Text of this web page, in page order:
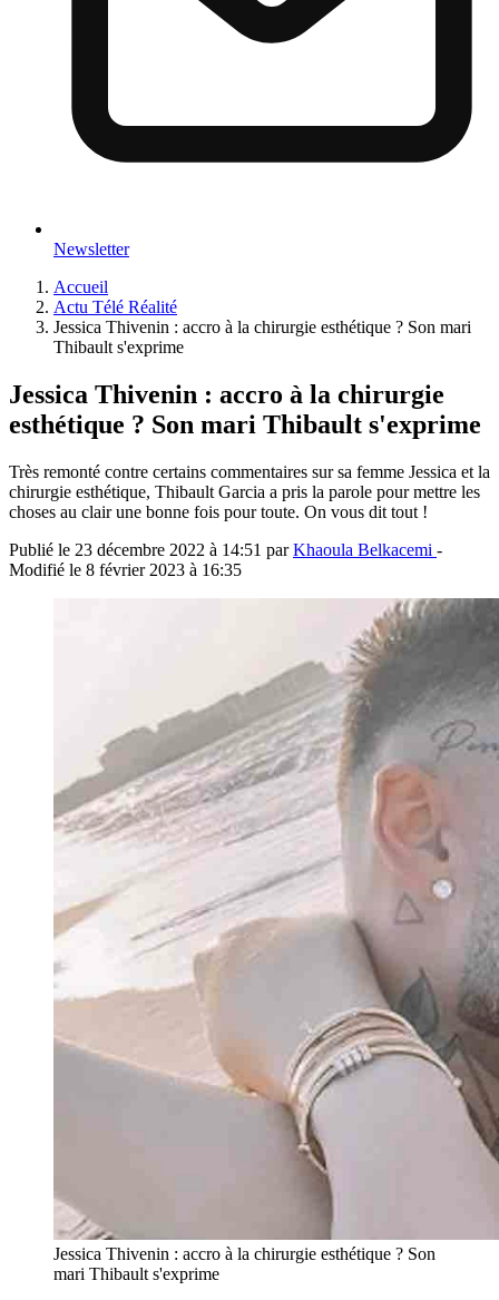
Newsletter
Accueil
Actu Télé Réalité
Jessica Thivenin : accro à la chirurgie esthétique ? Son mari
Thibault s'exprime
Jessica Thivenin : accro à la chirurgie
esthétique ? Son mari Thibault s'exprime
Très remonté contre certains commentaires sur sa femme Jessica et la
chirurgie esthétique, Thibault Garcia a pris la parole pour mettre les
choses au clair une bonne fois pour toute. On vous dit tout !
Publié le 23 décembre 2022 à 14:51 parKhaoula Belkacemi -
Modifié le 8 février 2023 à 16:35
Jessica Thivenin : accro à la chirurgie esthétique ? Son
mari Thibault s'exprime